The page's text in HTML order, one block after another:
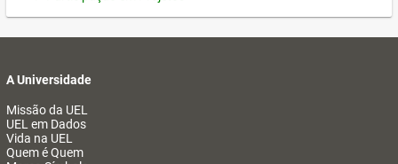
A Universidade
Missão da UEL
UEL em Dados
Vida na UEL
Quem é Quem